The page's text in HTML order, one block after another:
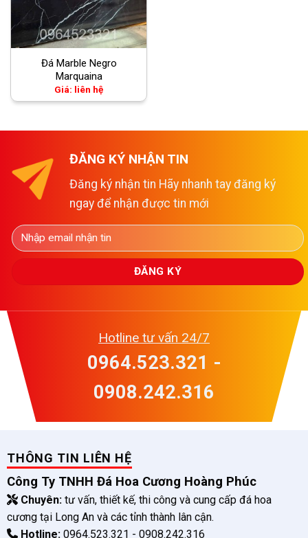
Đá Marble Negro
Marquaina
Giá: liên hệ
ĐĂNG KÝ NHẬN TIN
Đăng ký nhận tin Hãy nhanh tay đăng ký
ngay để nhận được tin mới
Hotline tư vấn 24/7
0964.523.321 -
0908.242.316
THÔNG TIN LIÊN HỆ
Công Ty TNHH Đá Hoa Cương Hoàng Phúc
Chuyên:tư vấn, thiết kế, thi công và cung cấp đá hoa
cương tại Long An và các tỉnh thành lân cận.
Hotline:0964.523.321 - 0908.242.316